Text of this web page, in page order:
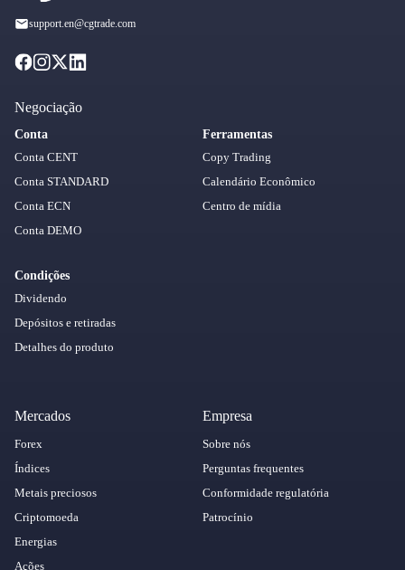
support.en@cgtrade.com
Negociação
Conta
Conta CENT
Conta STANDARD
Conta ECN
Conta DEMO
Condições
Dividendo
Depósitos e retiradas
Detalhes do produto
Ferramentas
Copy Trading
Calendário Econômico
Centro de mídia
Mercados
Forex
Índices
Metais preciosos
Criptomoeda
Energias
Ações
Empresa
Sobre nós
Perguntas frequentes
Conformidade regulatória
Patrocínio